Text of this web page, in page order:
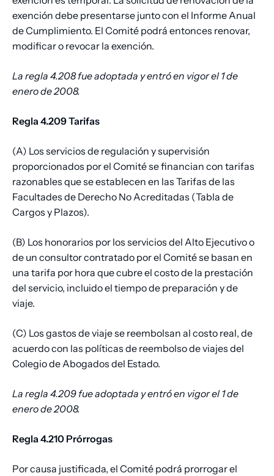
exención debe presentarse junto con el Informe Anual
de Cumplimiento. El Comité podrá entonces renovar,
modificar o revocar la exención.
La regla 4.208 fue adoptada y entró en vigor el 1 de
enero de 2008.
Regla 4.209 Tarifas
(A) Los servicios de regulación y supervisión
proporcionados por el Comité se financian con tarifas
razonables que se establecen en las Tarifas de las
Facultades de Derecho No Acreditadas (Tabla de
Cargos y Plazos).
(B) Los honorarios por los servicios del Alto Ejecutivo o
de un consultor contratado por el Comité se basan en
una tarifa por hora que cubre el costo de la prestación
del servicio, incluido el tiempo de preparación y de
viaje.
(C) Los gastos de viaje se reembolsan al costo real, de
acuerdo con las políticas de reembolso de viajes del
Colegio de Abogados del Estado.
La regla 4.209 fue adoptada y entró en vigor el 1 de
enero de 2008.
Regla 4.210 Prórrogas
Por causa justificada, el Comité podrá prorrogar el